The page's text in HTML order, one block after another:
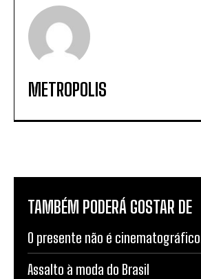
METROPOLIS
TAMBÉM PODERÁ GOSTAR DE
O presente não é
Assalto à moda do Brasil